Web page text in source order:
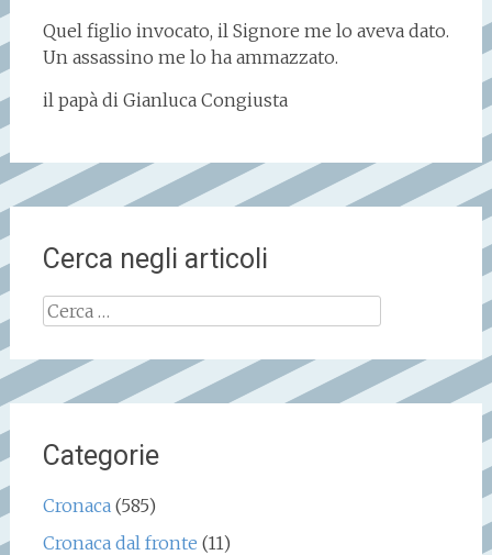
Quel figlio invocato, il Signore me lo aveva dato.
Un assassino me lo ha ammazzato.
il papà di Gianluca Congiusta
Cerca negli articoli
Ricerca
Categorie
Cronaca(585)
Cronaca dal fronte (11)